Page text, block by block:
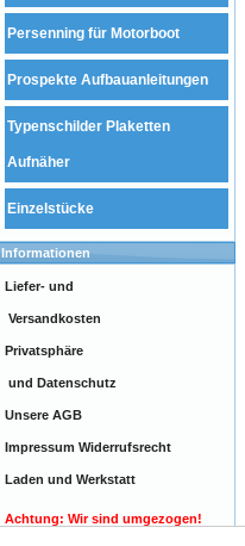
Persenning für Motorboot
Prospekte Aufbauanleitungen
Typenschilder Plaketten
Aufnäher
Einzelstücke
Informationen
Liefer- und
Versandkosten
Privatsphäre
und Datenschutz
Unsere AGB
Impressum Widerrufsrecht
Laden und Werkstatt
Achtung: Wir sind umgezogen!